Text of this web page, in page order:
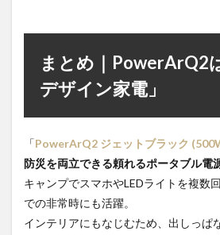
まとめ｜PowerArQ2
デザイン家電」
「PowerArQ2 ジェットブラック
防災を両立できる頼れるポータブル電
キャンプでスマホやLEDライトを複数
での非常時にも活躍。
インテリアにもなじむため、出しっぱ